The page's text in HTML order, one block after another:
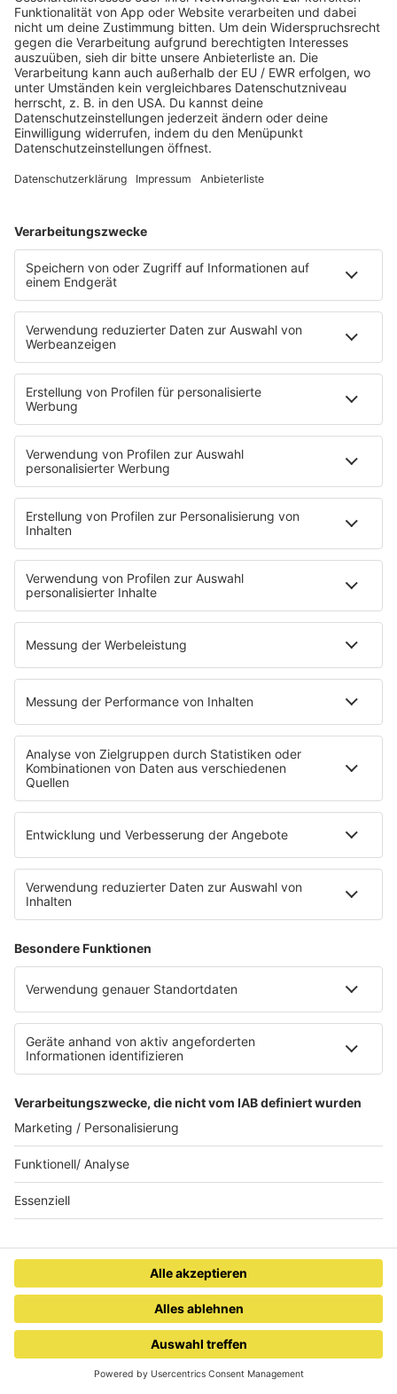
Bürotrennwände für
Großraumbüros: Welche
Bürotrennwände sorgen
wirklich für mehr Ruhe?
Schrauben kaufen wie ein
Profi: Auf welche
Faktoren kommt es beim
Schraubenkauf wirklich
an?
Internet ohne Telefon-
Anschluss 2026: Ist
Highspeed-Internet ohne
Telefon-Anschluss
mittlerweile auch in
Deutschland erhältlich?
Tipps, um sich im Winter
besser zu fühlen
die des NASDAQ-100
immer noch die tägliche
Innovation vorantreiben
Baukasten deine Präsenz
online?
Neustart: Deshalb sind
aufbereitete Smartphones
Wie beeinflusst
Webhosting unsere
Online-Welt?
Ablenkung am Steuer
vermeiden
iPhone 17 - lohnt sich der
Waschraumhygiene-
Mietservices für
ALL RISE
BLUE